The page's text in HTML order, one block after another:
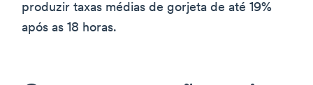
produzir taxas médias de gorjeta de até 19%
após as 18 horas.